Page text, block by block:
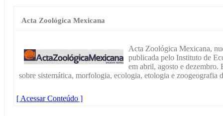
Acta Zoológica Mexicana
Acta Zoológica Mexicana,
publicada pelo Instituto de
em abril, agosto e dezembro.
sobre sistemática, morfologia, ecologia, etologia e zoogeografia
[ Acessar Conteúdo ]